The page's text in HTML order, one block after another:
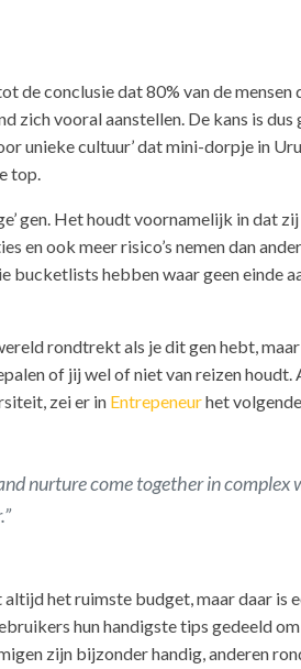
de conclusie dat 80% van de mensen
zich vooral aanstellen. De kans is
unieke cultuur’ dat mini-dorpje in
top.
gen. Het houdt voornamelijk in dat
en ook meer risico’s nemen dan
bucketlists hebben waar geen einde
rondtrekt als je dit gen hebt,
of jij wel of niet van reizen houdt.
zei er in Entrepeneurhet
nurture come together in complex
het ruimste budget, maar daar is
hun handigste tips gedeeld
zijn bijzonder handig, anderen